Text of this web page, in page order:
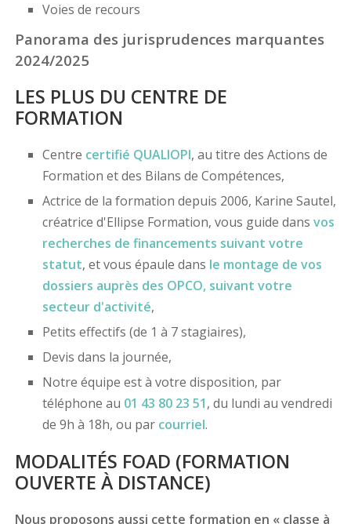
Voies de recours
Panorama des jurisprudences marquantes
2024/2025
LES PLUS DU CENTRE DE
FORMATION
Centre certifié QUALIOPI, au titre des Actions de
Formation et des Bilans de Compétences,
Actrice de la formation depuis 2006, Karine Sautel,
créatrice d'Ellipse Formation, vous guide dans vos
recherches de financements suivant votre
statut, et vous épaule dans le montage de vos
dossiers auprès des OPCO, suivant votre
secteur d'activité,
Petits effectifs (de 1 à 7 stagiaires),
Devis dans la journée,
Notre équipe est à votre disposition, par
téléphone au 01 43 80 23 51, du lundi au vendredi
de 9h à 18h, ou par courriel.
MODALITÉS FOAD (FORMATION
OUVERTE À DISTANCE)
Nous proposons aussi cette formation en « classe à